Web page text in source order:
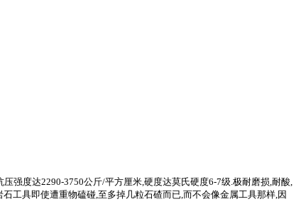
强度达2290-3750公斤/平方厘米,硬度达莫氏硬度6-7级.极耐磨损,耐酸,
工具即使遭重物磕碰,至多掉几粒石碴而已,而不会像金属工具那样,因